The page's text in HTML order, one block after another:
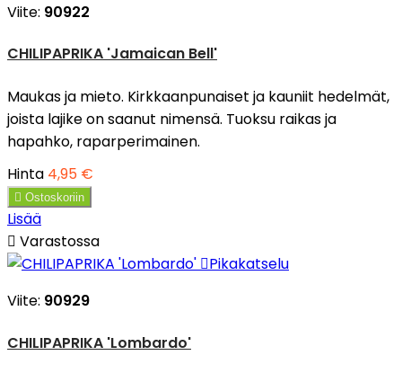
Viite: 90922
CHILIPAPRIKA 'Jamaican Bell'
Maukas ja mieto. Kirkkaanpunaiset ja kauniit hedelmät,
joista lajike on saanut nimensä. Tuoksu raikas ja
hapahko, raparperimainen.
Hinta 4,95 €
 Ostoskoriin
Lisää
 Varastossa
Pikakatselu
Viite: 90929
CHILIPAPRIKA 'Lombardo'